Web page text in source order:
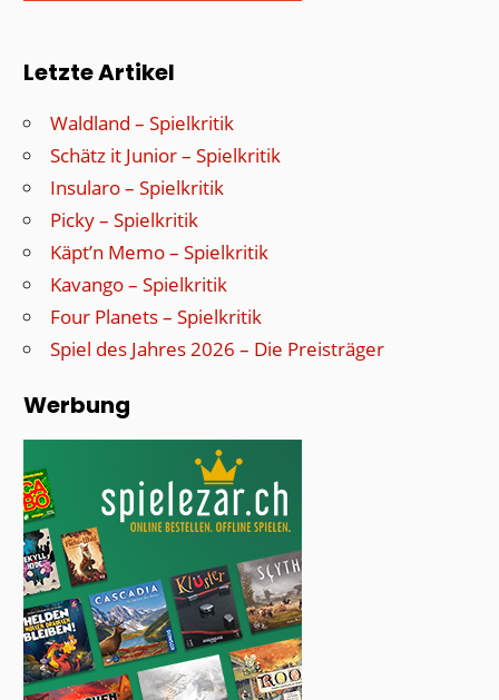
Letzte Artikel
Waldland – Spielkritik
Schätz it Junior – Spielkritik
Insularo – Spielkritik
Picky – Spielkritik
Käpt’n Memo – Spielkritik
Kavango – Spielkritik
Four Planets – Spielkritik
Spiel des Jahres 2026 – Die Preisträger
Werbung